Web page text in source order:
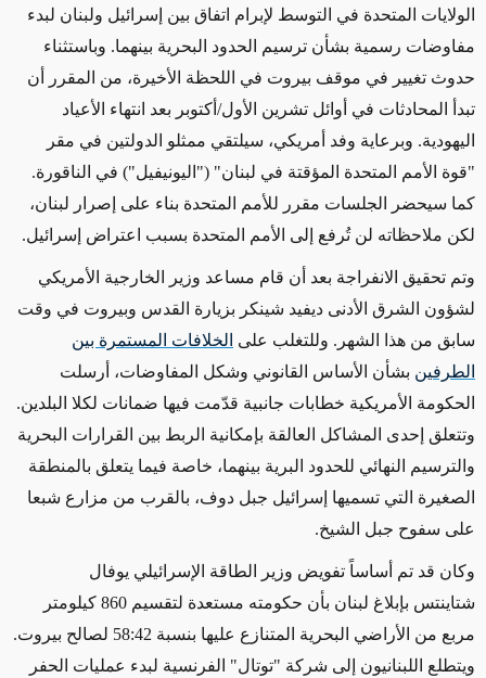
الولايات المتحدة في التوسط لإبرام اتفاق بين إسرائيل ولبنان لبدء
مفاوضات رسمية بشأن ترسيم الحدود البحرية بينهما. وباستثناء
حدوث تغيير في موقف بيروت في اللحظة الأخيرة، من المقرر أن
تبدأ المحادثات في أوائل تشرين الأول/أكتوبر بعد انتهاء الأعياد
اليهودية. وبرعاية وفد أمريكي، سيلتقي ممثلو الدولتين في مقر
"قوة الأمم المتحدة المؤقتة في لبنان" ("اليونيفيل") في الناقورة.
كما سيحضر الجلسات مقرر للأمم المتحدة بناء على إصرار لبنان،
لكن ملاحظاته لن تُرفع إلى الأمم المتحدة بسبب اعتراض إسرائيل.
وتم تحقيق الانفراجة بعد أن قام مساعد وزير الخارجية الأمريكي
لشؤون الشرق الأدنى ديفيد شينكر بزيارة القدس وبيروت في وقت
سابق من هذا الشهر. وللتغلب على الخلافات المستمرة بين
الطرفين بشأن الأساس القانوني وشكل المفاوضات، أرسلت
الحكومة الأمريكية خطابات جانبية قدّمت فيها ضمانات لكلا البلدين.
وتتعلق إحدى المشاكل العالقة بإمكانية الربط بين القرارات البحرية
والترسيم النهائي للحدود البرية بينهما، خاصة فيما يتعلق بالمنطقة
الصغيرة التي تسميها إسرائيل جبل دوف، بالقرب من مزارع شبعا
على سفوح جبل الشيخ.
وكان قد تم أساساً تفويض وزير الطاقة الإسرائيلي يوفال
شتاينتس بإبلاغ لبنان بأن حكومته مستعدة لتقسيم 860 كيلومتر
مربع من الأراضي البحرية المتنازع عليها بنسبة 58:42 لصالح بيروت.
ويتطلع اللبنانيون إلى شركة "توتال" الفرنسية لبدء عمليات الحفر